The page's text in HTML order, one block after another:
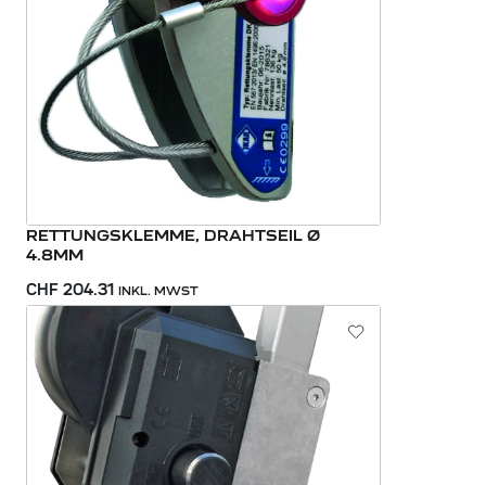
RETTUNGSKLEMME, DRAHTSEIL Ø
4.8MM
CHF 204.31 INKL. MWST